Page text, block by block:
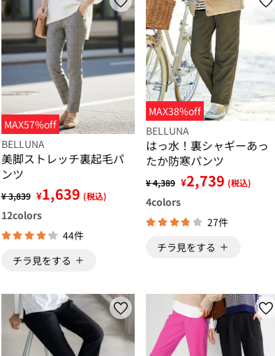
MAX57%off
BELLUNA
美脚ストレッチ裏起毛パ
ンツ
¥ 3,839 ¥1,639 (税込)
12colors
44件
チラ見をする
MAX38%off
BELLUNA
はっ水！裏シャギーあっ
たか防寒パンツ
¥ 4,389 ¥2,739 (税込)
4colors
27件
チラ見をする